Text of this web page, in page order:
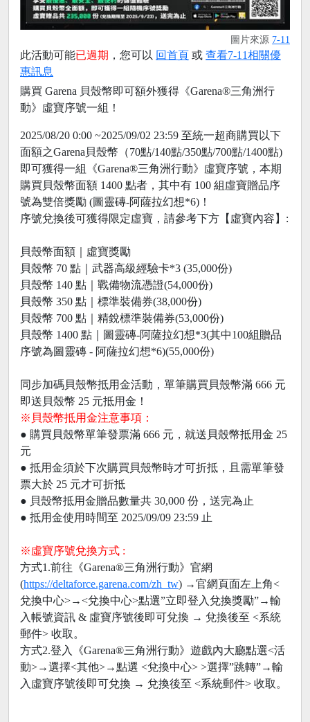
圖片來源 7-11
此活動可能已過期 ，您可以 回首頁 或 查看7-11相關優
惠訊息
購買 Garena 貝殼幣即可額外獲得《Garena®三角洲行
動》虛寶序號一組！
2025/08/20 0:00 ~2025/09/02 23:59 至統一超商購買以下
面額之Garena貝殼幣（70點/140點/350點/700點/1400點)
即可獲得一組《Garena®三角洲行動》虛寶序號，本期
購買貝殼幣面額 1400 點者，其中有 100 組虛寶贈品序
號為雙倍獎勵 (圖靈磚-阿薩拉幻想*6)！
序號兌換後可獲得限定虛寶，請參考下方【虛寶內容】:
貝殼幣面額｜虛寶獎勵
貝殼幣 70 點｜武器高級經驗卡*3 (35,000份)
貝殼幣 140 點｜戰備物流憑證(54,000份)
貝殼幣 350 點｜標準裝備券(38,000份)
貝殼幣 700 點｜精銳標準裝備券(53,000份)
貝殼幣 1400 點｜圖靈磚-阿薩拉幻想*3(其中100組贈品
序號為圖靈磚 - 阿薩拉幻想*6)(55,000份)
同步加碼貝殼幣抵用金活動，單筆購買貝殼幣滿 666 元
即送貝殼幣 25 元抵用金！
※貝殼幣抵用金注意事項：
● 購買貝殼幣單筆發票滿 666 元，就送貝殼幣抵用金 25
元
● 抵用金須於下次購買貝殼幣時才可折抵，且需單筆發
票大於 25 元才可折抵
● 貝殼幣抵用金贈品數量共 30,000 份，送完為止
● 抵用金使用時間至 2025/09/09 23:59 止
※虛寶序號兌換方式 :
方式1.前往《Garena®三角洲行動》官網
(https://deltaforce.garena.com/zh_tw) →官網頁面左上角<
兌換中心>→<兌換中心>點選”立即登入兌換獎勵”→輸
入帳號資訊 & 虛寶序號後即可兌換 → 兌換後至 <系統
郵件> 收取。
方式2.登入《Garena®三角洲行動》遊戲內大廳點選<活
動>→選擇<其他>→點選 <兌換中心> >選擇”跳轉”→輸
入虛寶序號後即可兌換 → 兌換後至 <系統郵件> 收取。